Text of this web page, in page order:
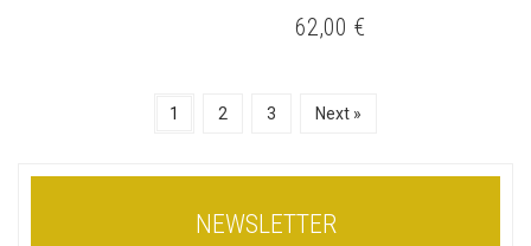
ΤΟ
ΠΡΟΪΌΝ
ΠΑΡΑΛΛΑΓΈΣ.
ΝΑ
ΕΠΙΛΕΓΟΎΝ
62,00 €
1 2 3 Next »
NEWSLETTER